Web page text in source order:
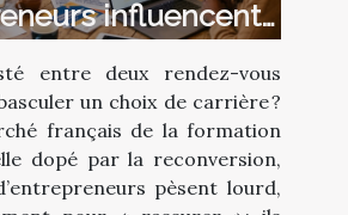
influencent
d’une formation
entre deux rendez-vous
un choix de carrière ?
français de la formation
dopé par la reconversion,
pèsent lourd,